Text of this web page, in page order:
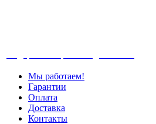
Мы работаем!
Гарантии
Оплата
Доставка
Контакты